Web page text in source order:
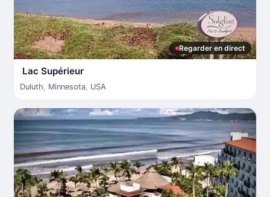
Regarder en direct
Lac Supérieur
Duluth, Minnesota, USA